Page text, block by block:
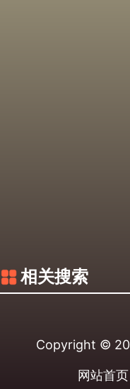
相关搜索
Copyright ©
网站首页